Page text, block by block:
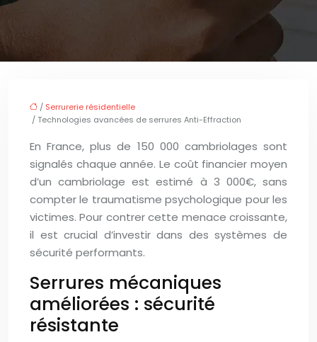
/ Serrurerie résidentielle
/ Technologies avancées de serrures Anti-Effraction
En France, plus de 150 000 cambriolages sont
signalés chaque année. Le coût financier moyen
d’un cambriolage est estimé à 3 000€, sans
compter le traumatisme psychologique pour les
victimes. Pour contrer cette menace croissante,
il est crucial d’investir dans des systèmes de
sécurité performants.
Serrures mécaniques
améliorées : sécurité
résistante